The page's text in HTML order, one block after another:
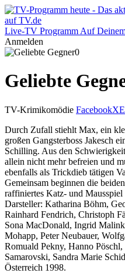
Live-TV Programm Auf
Anmelden
Geliebte
TV-Krimikomödie FacebookX
Durch Zufall stiehlt Max, ein
großen Gangsterboss Jakesch
Schilling. Aus den
allein nicht mehr befreien und
ebenfalls als Trickdieb tätigen
Gemeinsam beginnen die
raffiniertes Katz- und Mausspiel
Darsteller: Katharina Böhm,
Rainhard Fendrich, Christoph
Sona MacDonald, Ingrid
Mohapp, Peter Neubauer,
Romuald Pekny, Hanno
Samarovski, Sandra Marie
Österreich 1998.